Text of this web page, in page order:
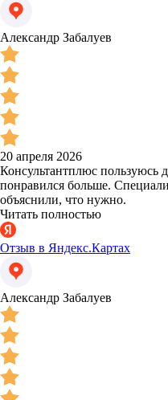
Александр Забалуев
20 апреля 2026
Консультантплюс пользуюсь
понравился больше.
объяснили, что нужно.
Читать полностью
Отзыв в Яндекс.Картах
Александр Забалуев